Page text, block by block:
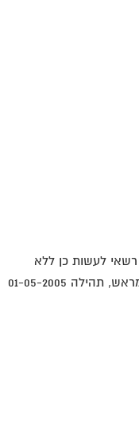
לעשות כן ללא
הסכמת כל בעלי הדירות האחרים? בתודה מראש, תהילה 01-05-2005